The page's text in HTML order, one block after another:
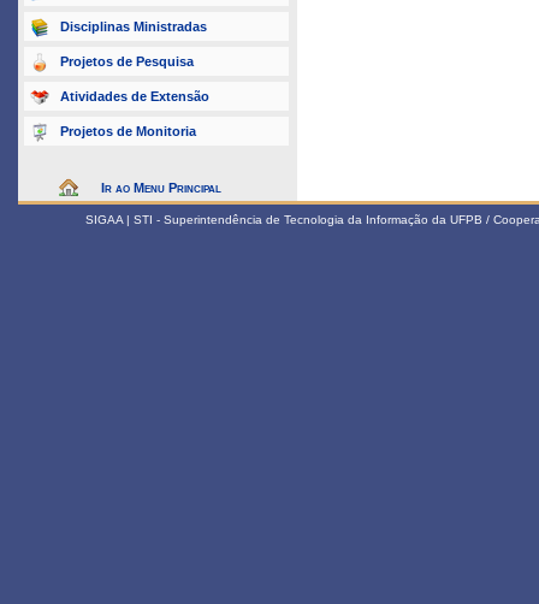
Disciplinas Ministradas
Projetos de Pesquisa
Atividades de Extensão
Projetos de Monitoria
Ir ao Menu Principal
SIGAA | STI - Superintendência de Tecnologia da Informação da UFPB /